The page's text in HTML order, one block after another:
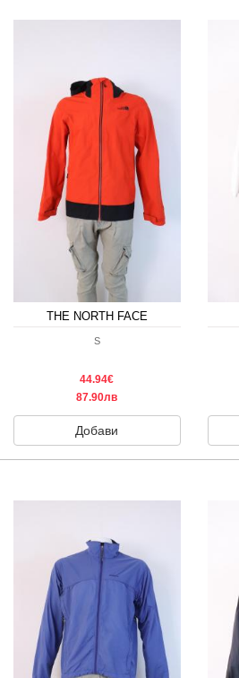
THE NORTH FACE
S
44.94€
87.90лв
Добави